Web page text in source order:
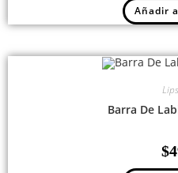
Añadir
Barra De
$